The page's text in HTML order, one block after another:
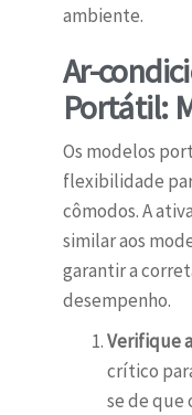
ambiente.
Ar-
Portátil:
Os modelos
flexibilidade
cômodos. A
similar aos
garantir a
desempenho.
Verifique
crítico
se de que